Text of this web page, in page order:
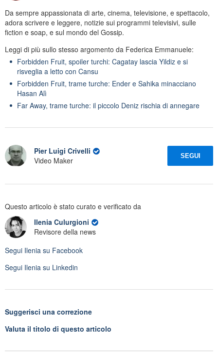
Da sempre appassionata di arte, cinema, televisione, e spettacolo,
adora scrivere e leggere, notizie sui programmi televisivi, sulle
fiction e soap, e sul mondo del Gossip.
Leggi di più sullo stesso argomento da Federica Emmanuele:
Forbidden Fruit, spoiler turchi: Cagatay lascia Yildiz e si
risveglia a letto con Cansu
Forbidden Fruit, trame turche: Ender e Sahika minacciano
Hasan Alì
Far Away, trame turche: il piccolo Deniz rischia di annegare
Pier Luigi Crivelli
Video Maker
SEGUI
Questo articolo è stato curato e verificato da
Ilenia Culurgioni
Revisore della news
Segui Ilenia su Facebook
Segui Ilenia su Linkedin
Suggerisci una correzione
Valuta il titolo di questo articolo